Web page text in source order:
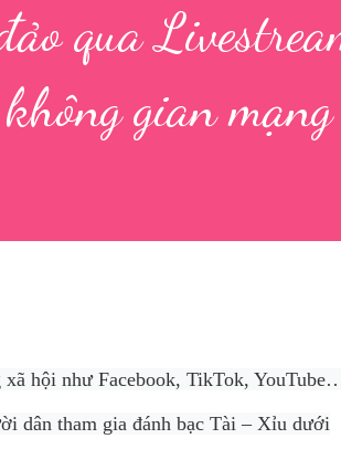
qua
gian mạng
xã hội như Facebook, TikTok,
dân tham gia đánh bạc Tài – Xỉu dưới